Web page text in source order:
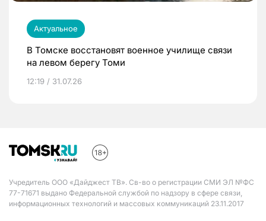
Актуальное
В Томске восстановят военное училище связи
на левом берегу Томи
12:19 / 31.07.26
Учредитель ООО «Дайджест ТВ». Св-во о регистрации СМИ ЭЛ №ФС
77-71671 выдано Федеральной службой по надзору в сфере связи,
информационных технологий и массовых коммуникаций 23.11.2017